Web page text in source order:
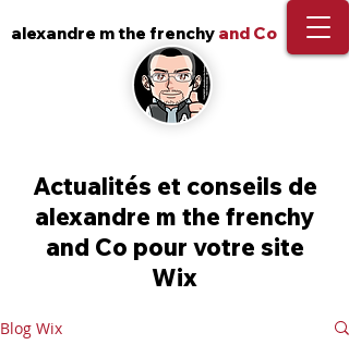
alexandre m the frenchy and Co
Actualités et conseils de
alexandre m the frenchy
and Co pour votre site
Wix
Blog Wix